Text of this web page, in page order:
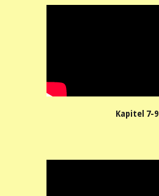
Kapitel 7-9